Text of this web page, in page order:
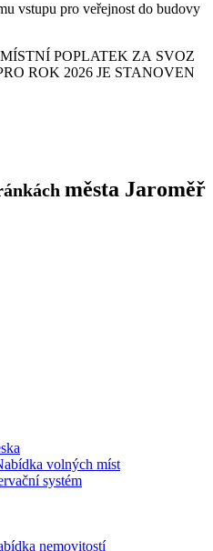
vstupu pro veřejnost do budovy
POPLATEK ZA SVOZ
ROK 2026 JE STANOVEN
města Jaroměř
volných míst
systém
nemovitostí